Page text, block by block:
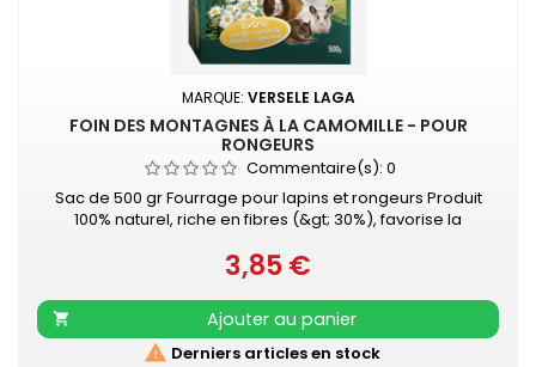
MARQUE: VERSELE LAGA
FOIN DES MONTAGNES À LA CAMOMILLE - POUR
RONGEURS
Commentaire(s): 0
Sac de 500 gr Fourrage pour lapins et rongeurs Produit
100% naturel, riche en fibres (&gt; 30%), favorise la
au soleil et agréablement parfumé
Prix
3,85 €

Ajouter au panier
 Derniers articles en stock